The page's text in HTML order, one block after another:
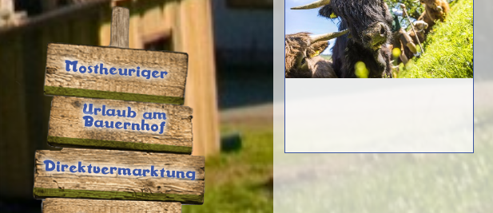
Mostheuriger
Urlaub am
Bauernhof
Direktvermarktung